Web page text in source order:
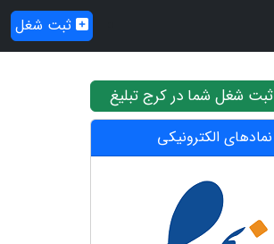
ثبت شغل
ثبت شغل شما در کرج تبلیغ
نمادهای الکترونیکی